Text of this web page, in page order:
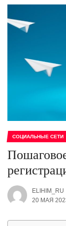
СОЦИАЛЬНЫЕ СЕТИ
ELIHIM_RU
20 МАЯ